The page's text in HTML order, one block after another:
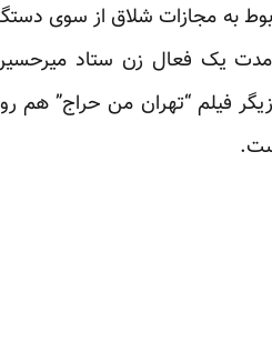
به مجازات شلاق از سوی
مدت یک فعال زن ستاد
فیلم “تهران من حراج” هم